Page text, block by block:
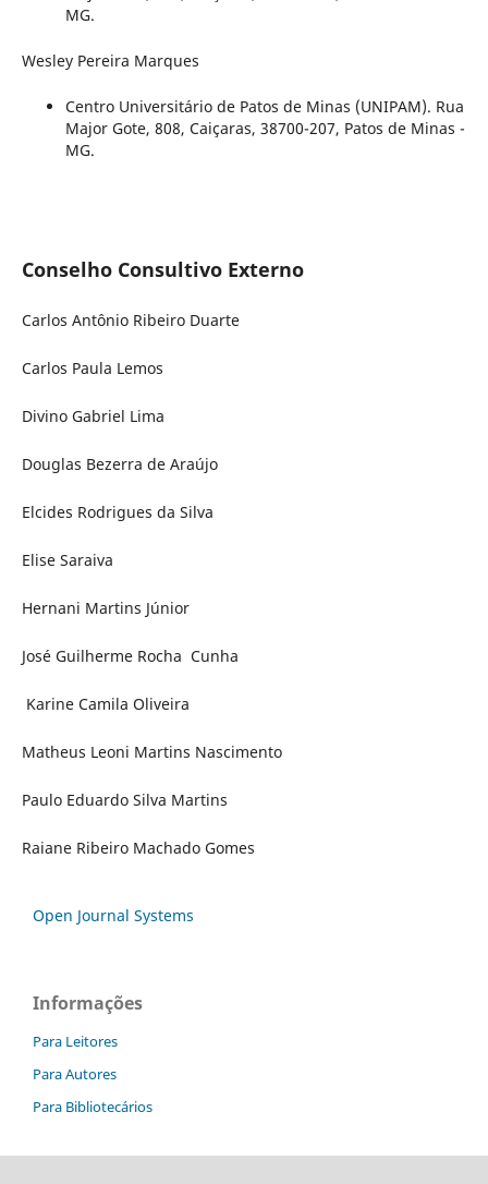
MG.
Wesley Pereira Marques
Centro Universitário de Patos de Minas (UNIPAM). Rua
Major Gote, 808, Caiçaras, 38700-207, Patos de Minas -
MG.
Conselho Consultivo Externo
Carlos Antônio Ribeiro Duarte
Carlos Paula Lemos
Divino Gabriel Lima
Douglas Bezerra de Araújo
Elcides Rodrigues da Silva
Elise Saraiva
Hernani Martins Júnior
José Guilherme Rocha Cunha
Karine Camila Oliveira
Matheus Leoni Martins Nascimento
Paulo Eduardo Silva Martins
Raiane Ribeiro Machado Gomes
Open Journal Systems
Informações
Para Leitores
Para Autores
Para Bibliotecários